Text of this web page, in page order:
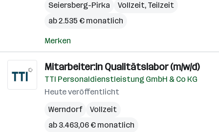
Seiersberg-Pirka
Vollzeit, Teilzeit
ab 2.535 € monatlich
Merken
Mitarbeiter:in Qualitätslabor (m/w/d)
TTI Personaldienstleistung GmbH & Co KG
Heute veröffentlicht
Werndorf
Vollzeit
ab 3.463,06 € monatlich